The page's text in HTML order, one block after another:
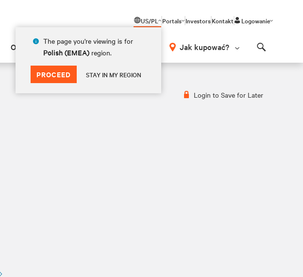
US/PL
The page you're viewing is for
Polish (EMEA) region.
PROCEED STAY IN MY REGION
Portals InvestorsKontakt Logowanie
O Vertiv Jak kupować?
Login to Save for Later